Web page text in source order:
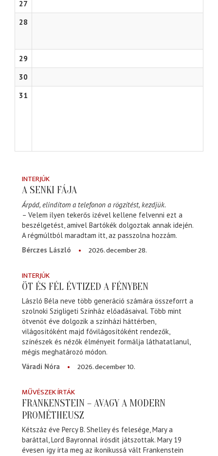
27
28
29
30
31
INTERJÚK
A SENKI FÁJA
Árpád, elindítom a telefonon a rögzítést, kezdjük.
– Velem ilyen tekerős izével kellene felvenni ezt a
beszélgetést, amivel Bartókék dolgoztak annak idején.
A régmúltból maradtam itt, az passzolna hozzám.
Bérczes László
2026. december 28.
INTERJÚK
ÖT ÉS FÉL ÉVTIZED A FÉNYBEN
László Béla neve több generáció számára összeforrt a
szolnoki Szigligeti Színház előadásaival. Több mint
ötvenöt éve dolgozik a színházi háttérben,
világosítóként majd fővilágosítóként rendezők,
színészek és nézők élményeit formálja láthatatlanul,
mégis meghatározó módon.
Váradi Nóra
2026. december 10.
MŰVÉSZEK ÍRTÁK
FRANKENSTEIN – AVAGY A MODERN
PROMÉTHEUSZ
Kétszáz éve Percy B. Shelley és felesége, Mary a
baráttal, Lord Bayronnal írósdit játszottak. Mary 19
évesen így írta meg az ikonikussá vált Frankenstein